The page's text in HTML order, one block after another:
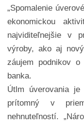
„Spomalenie
ekonomickou
najviditeľnejšie v
výroby, ako aj
záujem podnikov o
banka.
Útlm úverovania
prítomný v
nehnuteľností.